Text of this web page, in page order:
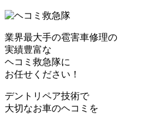
業界最大手の雹害車修理の
実績豊富な
ヘコミ救急隊に
お任せください！
デントリペア技術で
大切なお車のヘコミを